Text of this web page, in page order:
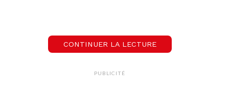
CONTINUER LA LECTURE
PUBLICITÉ